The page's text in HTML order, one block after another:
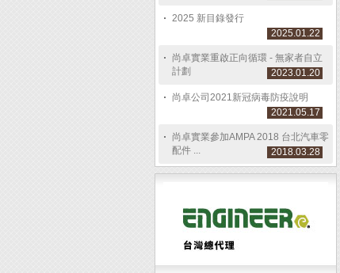
2025 新目錄發行
2025.01.22
尚卓實業重啟正向循環 - 無家者自立
計劃
2023.01.20
尚卓公司2021新冠病毒防疫說明
2021.05.17
尚卓實業參加AMPA 2018 台北汽車零
配件 ...
2018.03.28